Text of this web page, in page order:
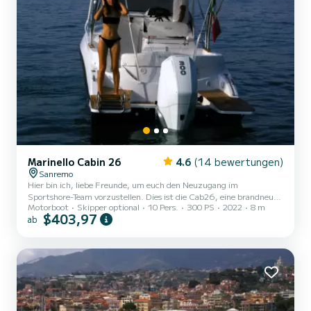
Marinello Cabin 26 4.6 (14 bewertungen)
Sanremo
Hier bin ich, liebe Freunde, um euch den Neuzugang im
Sportshore-Team vorzustellen. Dies ist die Cab26, eine brandneue
8 m lange Halbkabine, angetrieben vom leistungsstarken 300 PS
starken Mercury Verado 8V. Ideal für Mittel-/Langstreckenfahrten.
W-Anschluss. Im Außenbereich finden Sie ein großes Sonnendeck
am Heck und eines am Bug. Bequemer Fahrersitz mit 2 Sitzen,
Dus...
Motorboot Skipper optional 10 Pers. 300 PS 2022 8 m
ab $403,97